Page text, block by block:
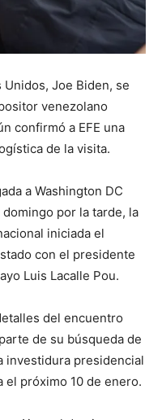
Unidos, Joe Biden, se
venezolano
confirmó a EFE una
de la visita.
a Washington DC
por la tarde, la
iniciada el
con el presidente
Luis Lacalle Pou.
del encuentro
de su búsqueda de
investidura presidencial
el próximo 10 de enero.